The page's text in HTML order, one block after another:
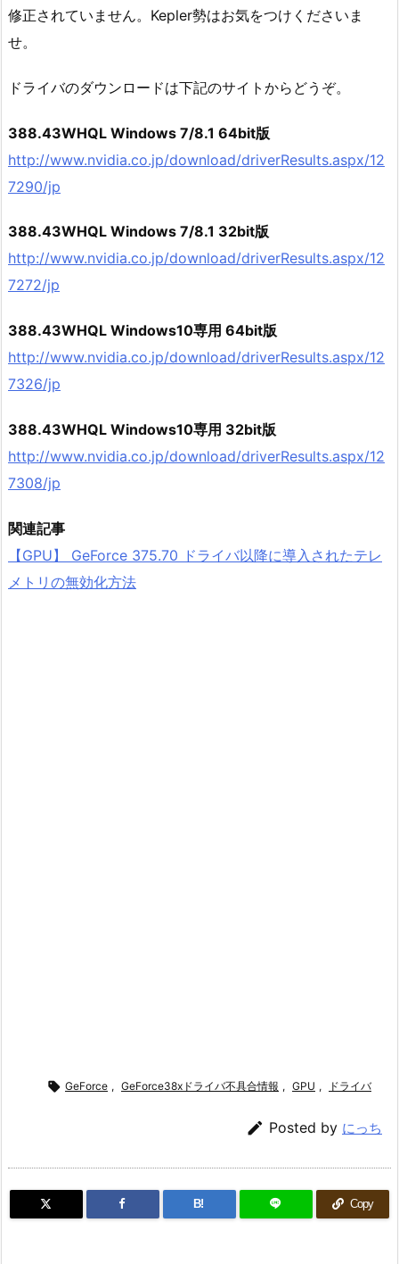
修正されていません。Kepler勢はお気をつけくださいま
せ。
ドライバのダウンロードは下記のサイトからどうぞ。
388.43WHQL Windows 7/8.1 64bit版
http://www.nvidia.co.jp/download/driverResults.aspx/12
7290/jp
388.43WHQL Windows 7/8.1 32bit版
http://www.nvidia.co.jp/download/driverResults.aspx/12
7272/jp
388.43WHQL Windows10専用 64bit版
http://www.nvidia.co.jp/download/driverResults.aspx/12
7326/jp
388.43WHQL Windows10専用 32bit版
http://www.nvidia.co.jp/download/driverResults.aspx/12
7308/jp
関連記事
【GPU】 GeForce 375.70 ドライバ以降に導入されたテレ
メトリの無効化方法
 GeForce , GeForce38xドライバ不具合情報 , GPU , ドライバ
 Posted by にっち
B! Copy